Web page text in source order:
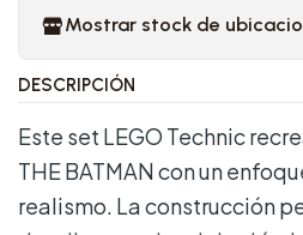
Mostrar stock de
DESCRIPCIÓN
Este set LEGO Technic
THE BATMAN con un
realismo. La construcción